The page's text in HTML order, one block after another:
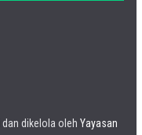
dan dikelola oleh Yayasan